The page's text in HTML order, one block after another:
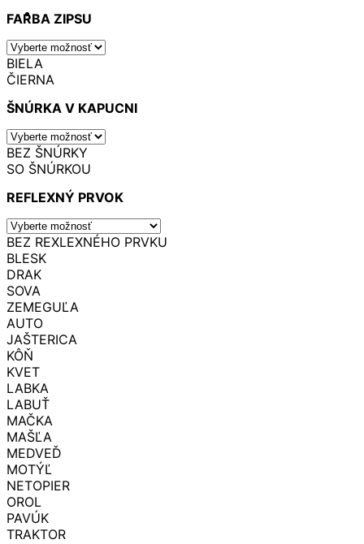
FARBA ZIPSU
BIELA
ČIERNA
ŠNÚRKA V KAPUCNI
BEZ ŠNÚRKY
SO ŠNÚRKOU
REFLEXNÝ PRVOK
BEZ REXLEXNÉHO PRVKU
BLESK
DRAK
SOVA
ZEMEGUĽA
AUTO
JAŠTERICA
KÔŇ
KVET
LABKA
LABUŤ
MAČKA
MAŠĽA
MEDVEĎ
MOTÝĽ
NETOPIER
OROL
PAVÚK
TRAKTOR